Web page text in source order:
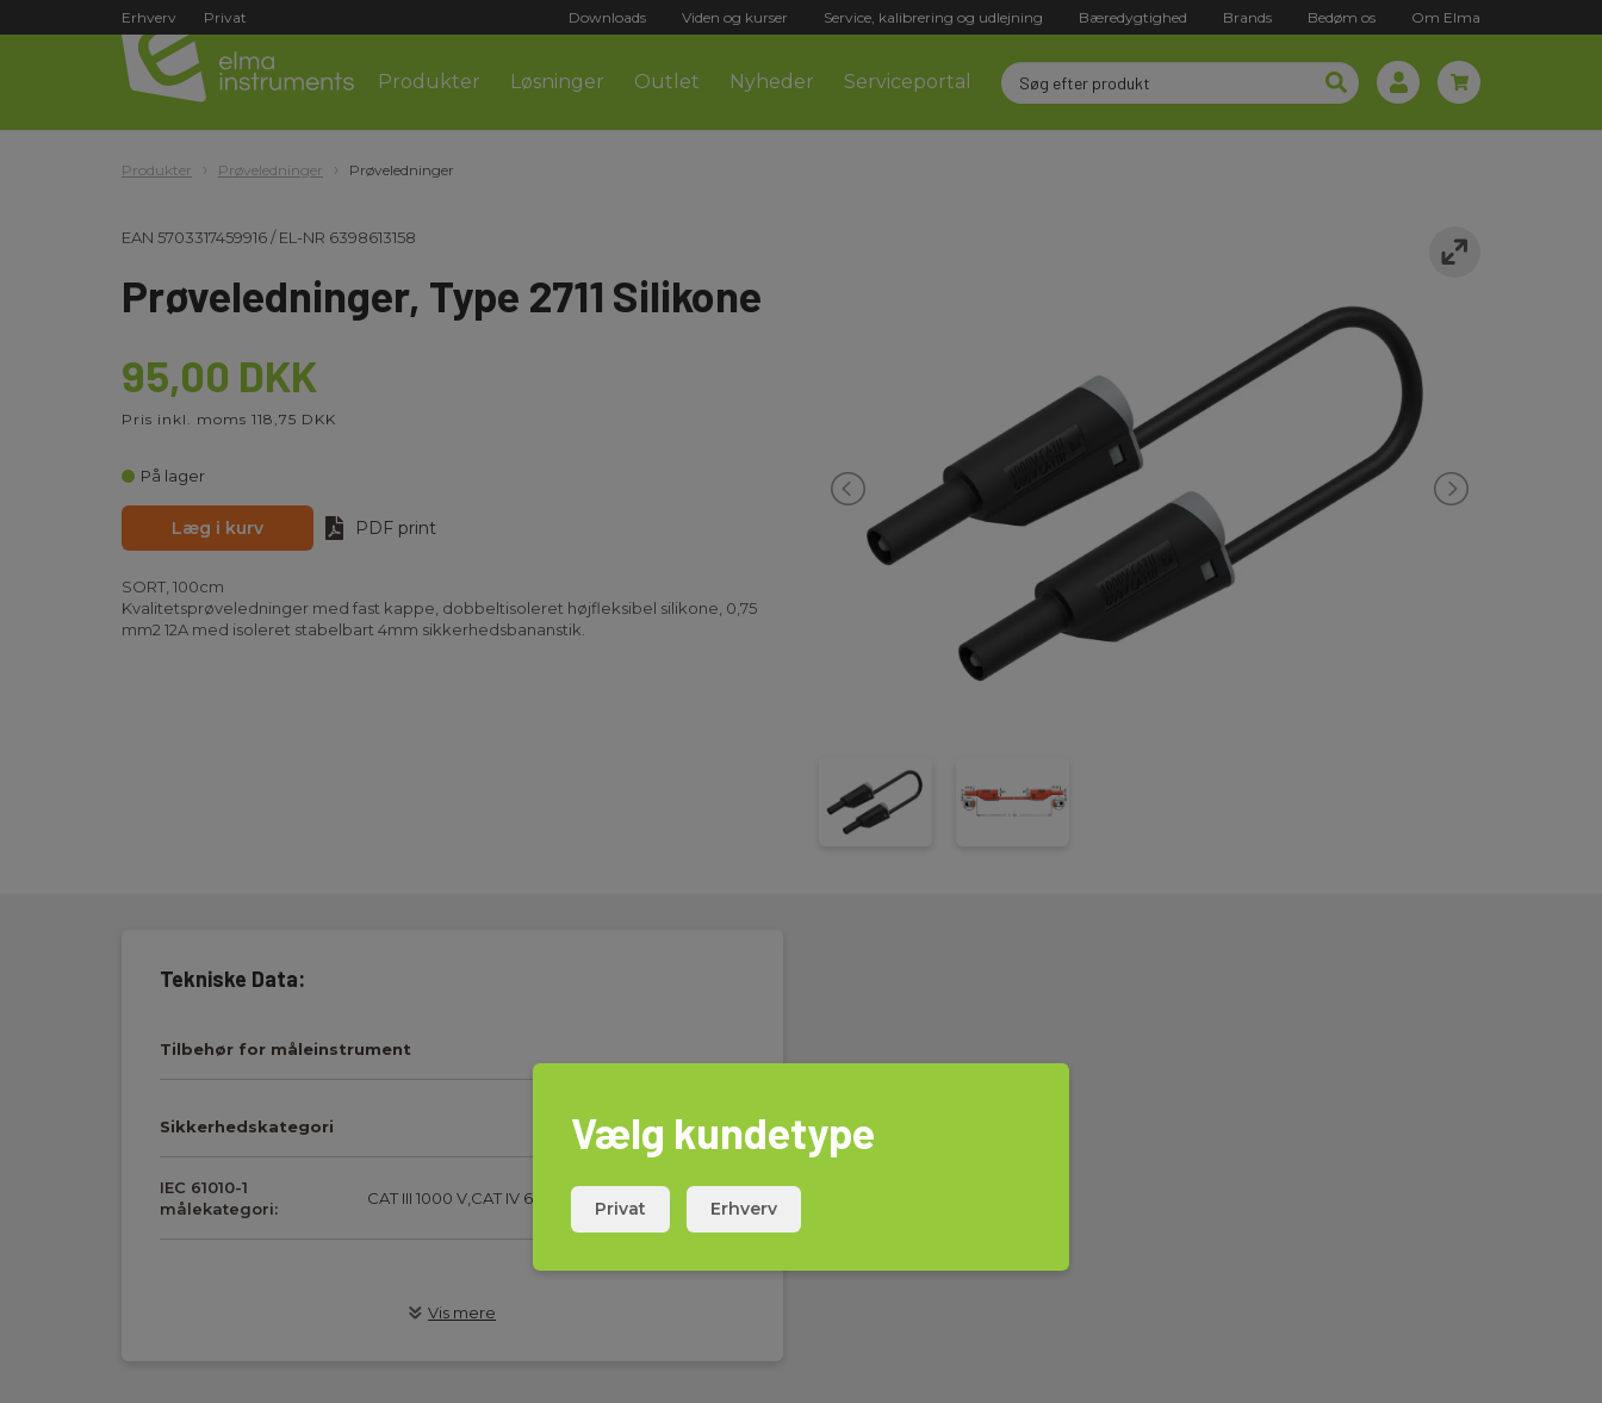
Erhverv Privat Downloads Viden og kurser Service, kalibrering og udlejning Bæredygtighed Brands Bedøm os Om Elma
Produkter Løsninger Outlet Nyheder Serviceportal
Produkter Prøveledninger Prøveledninger
EAN 5703317459916/EL-NR 6398613158
Prøveledninger, Type 2711 Silikone
95,00 DKK
Pris inkl. moms 118,75 DKK
På lager
Læg i kurv PDF print
SORT, 100cm
Kvalitetsprøveledninger med fast kappe, dobbeltisoleret højfleksibel silikone, 0,75
mm2 12A med isoleret stabelbart 4mm sikkerhedsbananstik.
Tekniske Data:
Tilbehør for måleinstrument
Sikkerhedskategori
IEC 61010-1
målekategori:
CAT III 1000 V,CAT IV 600 V
Vis mere
Vælg kundetype
Privat Erhverv